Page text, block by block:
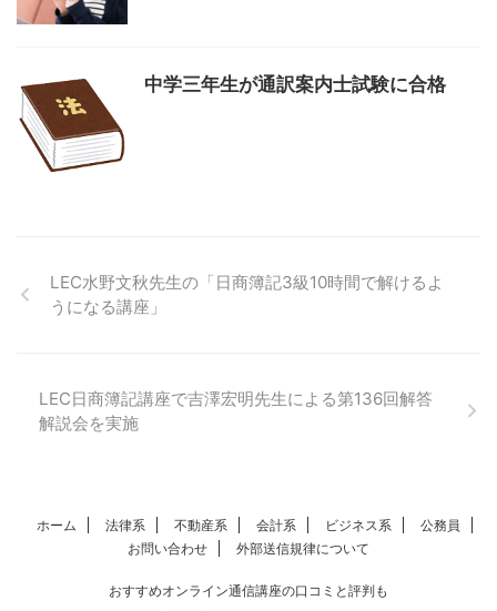
中学三年生が通訳案内士試験に合格
LEC水野文秋先生の「日商簿記3級10時間で解けるよ
うになる講座」
LEC日商簿記講座で吉澤宏明先生による第136回解答
解説会を実施
ホーム 法律系 不動産系 会計系 ビジネス系
公務員
お問い合わせ
外部送信規律について
おすすめオンライン通信講座の口コミと評判も